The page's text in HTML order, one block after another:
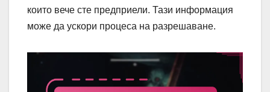
които вече сте предприели. Тази информация
може да ускори процеса на разрешаване.